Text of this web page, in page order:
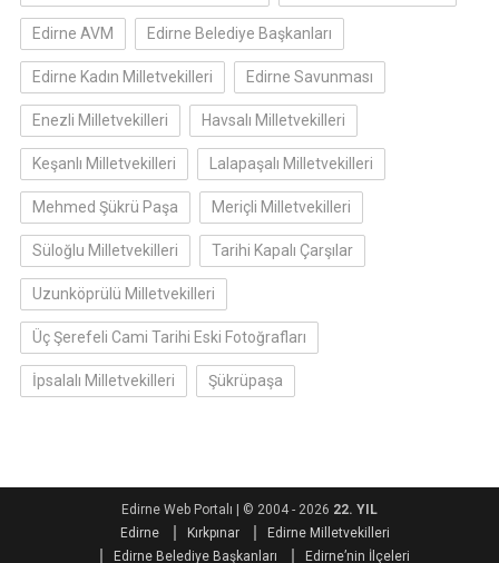
Edirne AVM Edirne Belediye Başkanları
Edirne Kadın Milletvekilleri Edirne Savunması
Enezli Milletvekilleri Havsalı Milletvekilleri
Keşanlı Milletvekilleri Lalapaşalı Milletvekilleri
Mehmed Şükrü Paşa Meriçli Milletvekilleri
Süloğlu Milletvekilleri Tarihi Kapalı Çarşılar
Uzunköprülü Milletvekilleri
Üç Şerefeli Cami Tarihi Eski Fotoğrafları
İpsalalı Milletvekilleri Şükrüpaşa
Edirne Web Portalı © 2004 - 2026 22. YIL
Edirne
Kırkpınar
Edirne Milletvekilleri
Edirne Belediye Başkanları
Edirne’nin İlçeleri